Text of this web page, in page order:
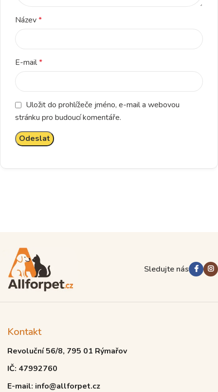
Název*
E-mail*
Uložit do prohlížeče jméno, e-mail a webovou
stránku pro budoucí komentáře.
Sledujte nás
Kontakt
Revoluční 56/8, 795 01 Rýmařov
IČ: 47992760
E-mail: info@allforpet.cz